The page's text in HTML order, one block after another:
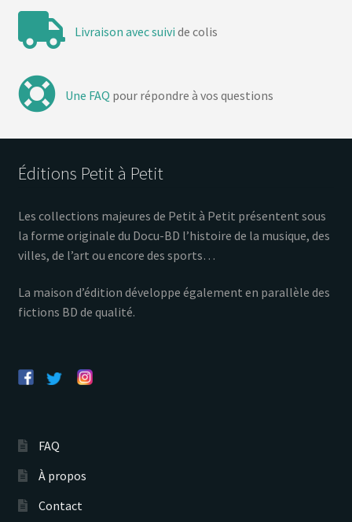
Livraison avec suivi de colis
Une FAQ pour répondre à vos questions
Éditions Petit à Petit
Les collections majeures de Petit à Petit présentent sous
la forme originale du Docu-BD l’histoire de la musique, des
villes, de l’art ou encore des sports…
La maison d’édition développe également en parallèle des
fictions BD de qualité.
FAQ
À propos
Contact